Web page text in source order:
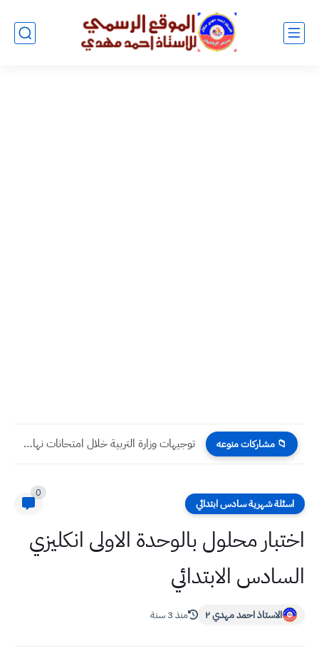
📁 مشاركات منوعه توجيهات وزارة التربية خلال امتحانات نهاية السنة لإدارات المدارس: خفارات،...
اسئلة شهرية سادس ابتدائي
0
اختبار محلول بالوحدة الاولى انكليزي
السادس الابتدائي
الاستاذ احمد مهدي ٢ منذ 3 سنة